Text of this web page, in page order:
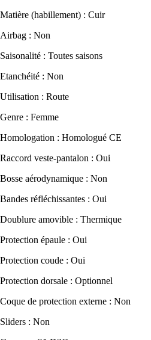
Matière (habillement) : Cuir
Airbag : Non
Saisonalité : Toutes saisons
Etanchéité : Non
Utilisation : Route
Genre : Femme
Homologation : Homologué CE
Raccord veste-pantalon : Oui
Bosse aérodynamique : Non
Bandes réfléchissantes : Oui
Doublure amovible : Thermique
Protection épaule : Oui
Protection coude : Oui
Protection dorsale : Optionnel
Coque de protection externe : Non
Sliders : Non